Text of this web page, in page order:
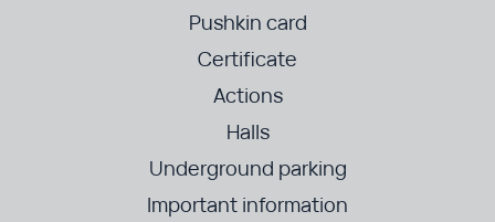
Pushkin card
Certificate
Actions
Halls
Underground parking
Important information